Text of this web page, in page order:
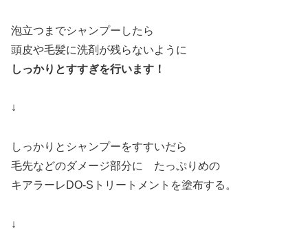
泡立つまでシャンプーしたら
頭皮や毛髪に洗剤が残らないように
しっかりとすすぎを行います！
↓
しっかりとシャンプーをすすいだら
毛先などのダメージ部分に たっぷりめの
キアラーレDO-Sトリートメントを塗布する。
↓